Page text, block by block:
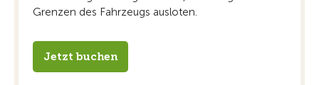
Grenzen des Fahrzeugs ausloten.
Jetzt buchen